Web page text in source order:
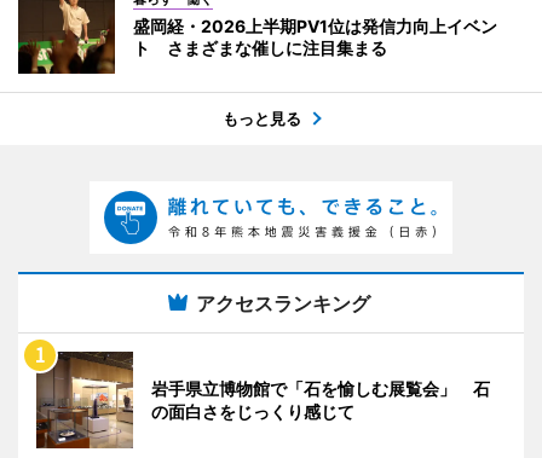
盛岡経・2026上半期PV1位は発信力向上イベン
ト さまざまな催しに注目集まる
もっと見る
アクセスランキング
岩手県立博物館で「石を愉しむ展覧会」 石
の面白さをじっくり感じて